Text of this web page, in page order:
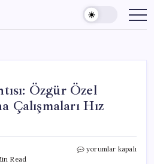
Özgür Özel
Çalışmaları Hız
Read
CHP
yorumlar kapalı